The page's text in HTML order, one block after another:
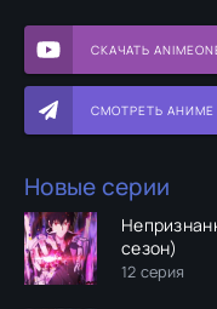
СКАЧАТЬ
СМОТРЕТЬ АНИМЕ
Новые серии
сезон)
12 серия